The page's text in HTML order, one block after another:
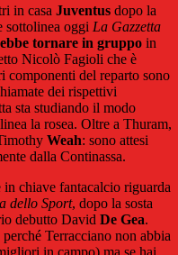
in casa Juventus dopo la
sottolinea oggi La Gazzetta
tornare in gruppo in
Nicolò Fagioli che è
componenti del reparto sono
dei rispettivi
sta studiando il modo
la rosea. Oltre a Thuram,
Weah: sono attesi
dalla Continassa.
chiave fantacalcio riguarda
dello Sport, dopo la sosta
debutto David De Gea.
Terracciano non abbia
in campo) ma se hai